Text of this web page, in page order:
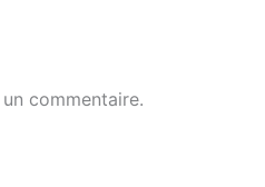
commentaire.